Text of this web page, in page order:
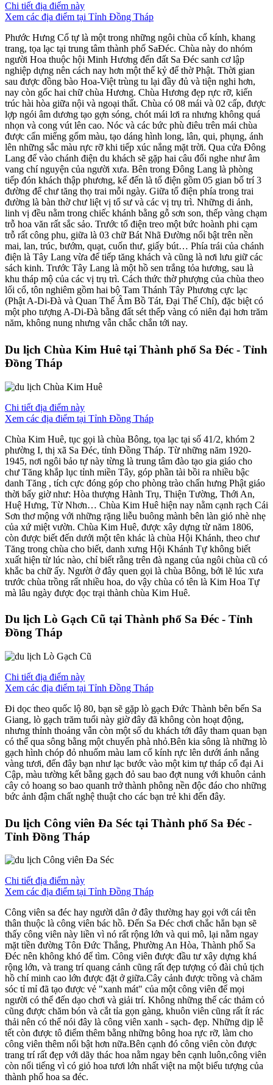
Chi tiết địa điểm này
Xem các địa điểm tại Tỉnh Đồng Tháp
Phước Hưng Cổ tự là một trong những ngôi chùa cổ kính, khang
trang, tọa lạc tại trung tâm thành phố SaĐéc. Chùa này do nhóm
người Hoa thuộc hội Minh Hương đến đất Sa Đéc sanh cơ lập
nghiệp dựng nên cách nay hơn một thế kỷ để thờ Phật. Thời gian
sau được đồng bào Hoa-Việt trùng tu lại đầy đủ và tiện nghi hơn,
nay còn gốc hai chữ chùa Hương. Chùa Hương đẹp rực rỡ, kiến
trúc hài hòa giữa nội và ngoại thất. Chùa có 08 mái và 02 cấp, được
lợp ngói âm dương tạo gợn sóng, chót mái lơi ra nhưng không quá
nhọn và cong vút lên cao. Nóc và các bức phù điêu trên mái chùa
được cẩn miểng gốm màu, tạo dáng hình long, lân, qui, phụng, ánh
lên những sắc màu rực rỡ khi tiếp xúc nắng mặt trời. Qua cửa Đông
Lang để vào chánh điện du khách sẽ gặp hai câu đối nghe như âm
vang chí nguyện của người xưa. Bên trong Đông Lang là phòng
tiếp đón khách thập phương, kế đến là tổ điện gồm 05 gian bố trí 3
đường để chư tăng thọ trai mỗi ngày. Giữa tổ điện phía trong trai
đường là bàn thờ chư liệt vị tổ sư và các vị trụ trì. Những di ảnh,
linh vị đều nằm trong chiếc khánh bằng gỗ sơn son, thếp vàng chạm
trỗ hoa văn rất sắc sảo. Trước tổ điện treo một bức hoành phi cạm
trỗ rất công phu, giữa là 03 chữ Bát Nhã Đường nổi bật trên nền
mai, lan, trúc, bướm, quạt, cuốn thư, giấy bút… Phía trái của chánh
điện là Tây Lang vừa để tiếp tăng khách và cũng là nơi lưu giữ các
sách kinh. Trước Tây Lang là một hồ sen trắng tỏa hương, sau là
khu tháp mộ của các vị trụ trì. Cách thức thờ phượng của chùa theo
lối cổ, tôn nghiêm gồm hai bộ Tam Thánh Tây Phương cực lạc
(Phật A-Di-Đà và Quan Thế Âm Bồ Tát, Đại Thế Chí), đặc biệt có
một pho tượng A-Di-Đà bằng đất sét thếp vàng có niên đại hơn trăm
năm, không nung nhưng vẫn chắc chắn tới nay.
Du lịch Chùa Kim Huê tại Thành phố Sa Đéc - Tỉnh
Đồng Tháp
Chi tiết địa điểm này
Xem các địa điểm tại Tỉnh Đồng Tháp
Chùa Kim Huê, tục gọi là chùa Bông, tọa lạc tại số 41/2, khóm 2
phường I, thị xã Sa Đéc, tỉnh Đồng Tháp. Từ những năm 1920-
1945, nơi ngôi bảo tự này từng là trung tâm đào tạo gia giáo cho
chư Tăng khắp lục tỉnh miền Tây, góp phần tài bồi ra nhiều bậc
danh Tăng , tích cực đóng góp cho phòng trào chấn hưng Phật giáo
thời bấy giờ như: Hòa thượng Hành Trụ, Thiện Tường, Thới An,
Huệ Hưng, Từ Nhơn… Chùa Kim Huê hiện nay nằm cạnh rạch Cái
Sơn thơ mộng với những rặng liễu buông mành bên làn gió nhè nhẹ
của xứ miệt vườn. Chùa Kim Huê, được xây dựng từ năm 1806,
còn được biết đến dưới một tên khác là chùa Hội Khánh, theo chư
Tăng trong chùa cho biết, danh xưng Hội Khánh Tự không biết
xuất hiện từ lúc nào, chỉ biết rằng trên đà ngang của ngôi chùa cũ có
khắc ba chữ ấy. Người ở đây quen gọi là chùa Bông, bởi lẽ lúc xưa
trước chùa trồng rất nhiều hoa, do vậy chùa có tên là Kim Hoa Tự
mà lâu ngày được đọc trại thành chùa Kim Huê.
Du lịch Lò Gạch Cũ tại Thành phố Sa Đéc - Tỉnh
Đồng Tháp
Chi tiết địa điểm này
Xem các địa điểm tại Tỉnh Đồng Tháp
Đi dọc theo quốc lộ 80, bạn sẽ gặp lò gạch Đức Thành bên bến Sa
Giang, lò gạch trăm tuổi này giờ đây đã không còn hoạt động,
nhưng thỉnh thoảng vẫn còn một số du khách tới đây tham quan bạn
có thể qua sông bằng một chuyến phà nhỏ.Bên kia sông là những lò
gạch hình chóp đỏ nhuốm màu lam cổ kính rực lên dưới ánh nắng
vàng tươi, đến đây bạn như lạc bước vào một kim tự tháp cổ đại Ai
Cập, màu tường kết bằng gạch đỏ sau bao đợt nung với khuôn cảnh
cây cỏ hoang so bao quanh trở thành phông nền độc đáo cho những
bức ảnh đậm chất nghệ thuật cho các bạn trẻ khi đến đây.
Du lịch Công viên Đa Séc tại Thành phố Sa Đéc -
Tỉnh Đồng Tháp
Chi tiết địa điểm này
Xem các địa điểm tại Tỉnh Đồng Tháp
Công viên sa đéc hay người dân ở đây thường hay gọi với cái tên
thân thuộc là công viên bác hồ. Đến Sa Đéc chơi chắc hẳn bạn sẽ
thấy công viên này liền vì nó rất rộng lớn và qui mô, lại nằm ngay
mặt tiền đường Tôn Đức Thắng, Phường An Hòa, Thành phố Sa
Đéc nên không khó để tìm. Công viên được đầu tư xây dựng khá
rộng lớn, và trang trí quang cảnh cũng rất đẹp tượng có đài chủ tịch
hồ chí minh cao lớn được đặt ở giữa.Cây cảnh được trồng và chăm
sóc tỉ mỉ đã tạo được vẻ "xanh mát" của một công viên để mọi
người có thể đến dạo chơi và giải trí. Không những thế các thảm cỏ
cũng được chăm bón và cắt tỉa gọn gàng, khuôn viên cũng rất ít rác
thải nên có thể nói đây là công viên xanh - sạch- đẹp. Những dịp lễ
tết còn được tô điểm thêm bằng những bông hoa rực rỡ, làm cho
công viên thêm nổi bật hơn nữa.Bên cạnh đó công viên còn được
trang trí rất đẹp với dãy thác hoa nằm ngay bên cạnh luôn,công viên
còn nổi tiếng vì có giỏ hoa tươi lớn nhất việt na một biểu tượng của
thành phố hoa sa đéc.